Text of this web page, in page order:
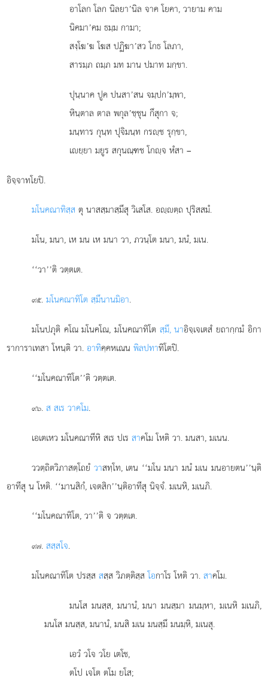
อาโลก โลก นิลยา’นิล จาค โยคา, วายาม คาม
นิคมา’คม ธมฺม กามา;
สงฺโฆ’ฆ โฆส ปฏิฆา’สว โกธ โลภา,
สารมฺภ ถมฺภ มท มาน ปมาท มกฺขา.
ปุนฺนาค ปูค ปนสา’สน จมฺปก’มฺพา,
หินฺตาล ตาล พกุล’ชฺชุน กึสุกา จ;
มนฺทาร กุนฺท ปุจิมนฺท กรฺช รุกฺขา,
เยฺยา มยูร สกุนณฺฑช โกฺจ หํสา –
อิจฺจาทโยปิ.
มโนคณาทิสฺส ตุ นาสสฺมาสฺมึสุ วิเสโส. อฺตฺถ ปุริสสมํ.
มโน, มนา, เห มน เห มนา วา, ภวนฺโต มนา, มนํ, มเน.
‘‘วา’’ติ วตฺตเต.
๙๕.มโนคณาทิโต สฺมึนานมิอา.
มโนปภุติ คโณ มโนคโณ, มโนคณาทิโต สฺมึ, นาอิจฺเจเตสํ ยถากฺกมํ อิกา
ราการาเทสา โหนฺติ วา.อาทิคฺคหเณนพิลปทาทิโตปิ.
‘‘มโนคณาทิโต’’ติ วตฺตเต.
๙๖.ส สเร วาคโม.
เอเตเหว มโนคณาทีหิ สเร ปเรสาคโม โหติ วา. มนสา, มเนน.
ววตฺถิตวิภาสตฺโถยํ วาสทฺโท, เตน ‘‘มโน มนา มนํ มเน มนอายตน’’นฺติ
อาทีสุ น โหติ. ‘‘มานสิกํ, เจตสิก’’นฺติอาทีสุ นิจฺจํ. มเนหิ, มเนภิ.
‘‘มโนคณาทิโต, วา’’ติ จ วตฺตเต.
๙๗.สสฺสโจ.
มโนคณาทิโต ปรสฺสสสฺส วิภตฺติสฺสโอกาโร โหติ วา.สาคโม.
มนโส มนสฺส, มนานํ, มนา มนสฺมา มนมฺหา, มเนหิ มเนภิ,
มนโส มนสฺส, มนานํ, มนสิ มเน มนสฺมึ มนมฺหิ, มเนสุ.
เอวํ วโจ วโย เตโช,
ตโป เจโต ตโม ยโส;